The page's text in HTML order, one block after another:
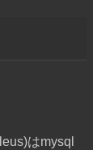
はmysql